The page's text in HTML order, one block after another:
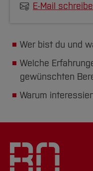
E-Mail
Wer bist du und
Welche
gewünschten
Warum